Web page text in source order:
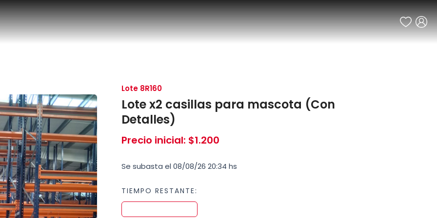
Lote 8R160
Lote x2 casillas para mascota (Con
Detalles)
Precio inicial: $1.200
Se subasta el 08/08/26 20:34 hs
TIEMPO RESTANTE: